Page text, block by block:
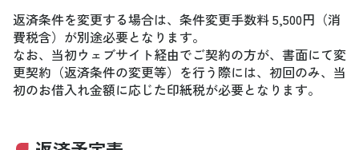
返済条件を変更する場合は、条件変更手数料 5,500円（消
費税含）が別途必要となります。
なお、当初ウェブサイト経由でご契約の方が、書面にて変
更契約（返済条件の変更等）を行う際には、初回のみ、当
初のお借入れ金額に応じた印紙税が必要となります。